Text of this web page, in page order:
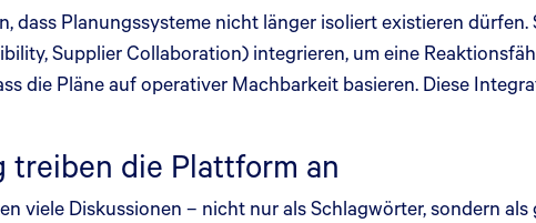
dass Planungssysteme nicht länger isoliert existieren
Supplier Collaboration) integrieren, um eine
die Pläne auf operativer Machbarkeit basieren. Diese
die Plattform an
viele Diskussionen – nicht nur als Schlagwörter, sondern